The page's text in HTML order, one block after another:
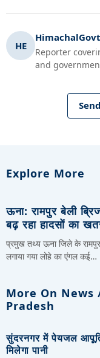
HE
Reporter
and
Explore More
ऊना: रामपुर बेली
बढ़ रहा हादसों का
प्रमुख तथ्य ऊना जिले के
लगाया गया लोहे का एंगल कई…
More On News
Pradesh
सुंदरनगर में पेयजल
मिलेगा पानी